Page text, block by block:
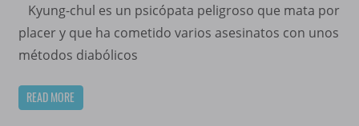
Kyung-chul es un psicópata peligroso que mata por
placer y que ha cometido varios asesinatos con unos
métodos diabólicos
READ MORE